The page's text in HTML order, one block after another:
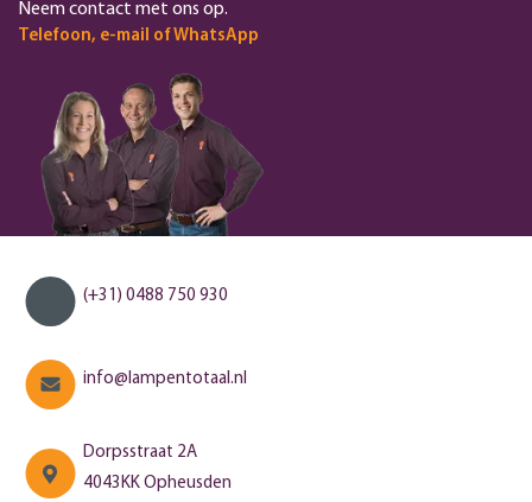
Neem contact met ons op.
Telefoon, e-mail of WhatsApp
(+31) 0488 750 930
info@lampentotaal.nl
Dorpsstraat 2A
4043KK Opheusden